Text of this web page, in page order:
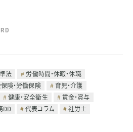
法
労働時間・休暇・休職
険・労働保険
育児・介護
健康・安全衛生
賃金・賞与
DD 代表コラム 社労士